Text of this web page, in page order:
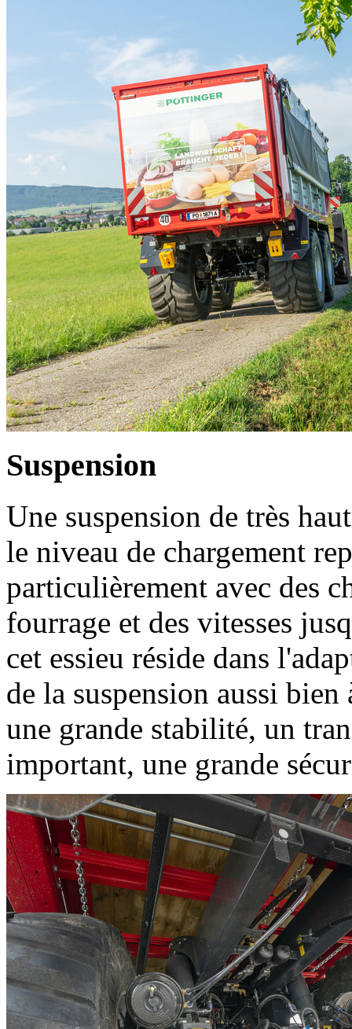
Suspension
Une suspension de très
le niveau de chargement
particulièrement avec des
fourrage et des vitesses
cet essieu réside dans
de la suspension aussi
une grande stabilité, un
important, une grande